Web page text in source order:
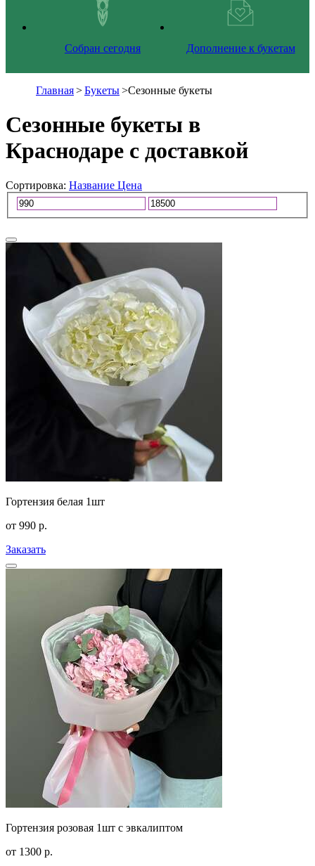
Собран сегодня Дополнение к букетам
Главная>Букеты>Сезонные букеты
Сезонные букеты в
Краснодаре с доставкой
Сортировка: Название Цена
Гортензия белая 1шт
от 990 р.
Заказать
Гортензия розовая 1шт с эвкалиптом
от 1300 р.